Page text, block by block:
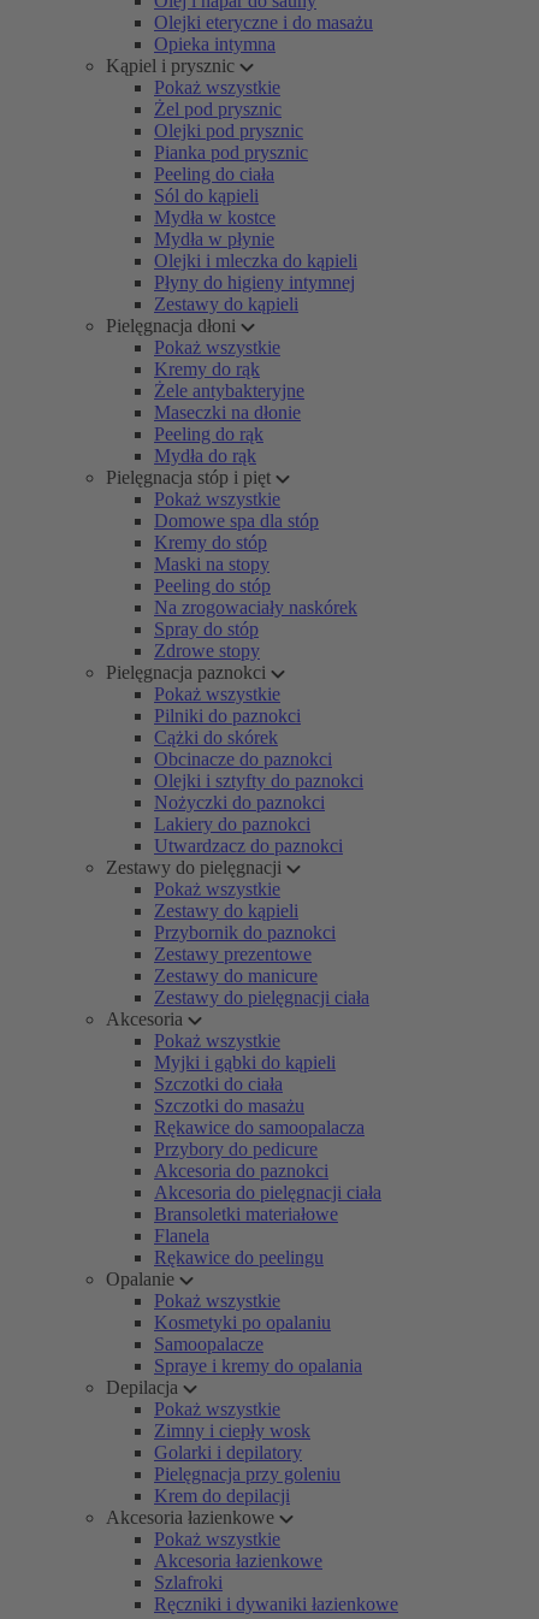
Olejki eteryczne i do masażu
Opieka intymna
Kąpiel i prysznic
Pokaż wszystkie
Żel pod prysznic
Olejki pod prysznic
Pianka pod prysznic
Peeling do ciała
Sól do kąpieli
Mydła w kostce
Mydła w płynie
Olejki i mleczka do kąpieli
Płyny do higieny intymnej
Zestawy do kąpieli
Pielęgnacja dłoni
Pokaż wszystkie
Kremy do rąk
Żele antybakteryjne
Maseczki na dłonie
Peeling do rąk
Mydła do rąk
Pielęgnacja stóp i pięt
Pokaż wszystkie
Domowe spa dla stóp
Kremy do stóp
Maski na stopy
Peeling do stóp
Na zrogowaciały naskórek
Spray do stóp
Zdrowe stopy
Pielęgnacja paznokci
Pokaż wszystkie
Pilniki do paznokci
Cążki do skórek
Obcinacze do paznokci
Olejki i sztyfty do paznokci
Nożyczki do paznokci
Lakiery do paznokci
Utwardzacz do paznokci
Zestawy do pielęgnacji
Pokaż wszystkie
Zestawy do kąpieli
Przybornik do paznokci
Zestawy prezentowe
Zestawy do manicure
Zestawy do pielęgnacji ciała
Akcesoria
Pokaż wszystkie
Myjki i gąbki do kąpieli
Szczotki do ciała
Szczotki do masażu
Rękawice do samoopalacza
Przybory do pedicure
Akcesoria do paznokci
Akcesoria do pielęgnacji ciała
Bransoletki materiałowe
Flanela
Rękawice do peelingu
Opalanie
Pokaż wszystkie
Kosmetyki po opalaniu
Samoopalacze
Spraye i kremy do opalania
Depilacja
Pokaż wszystkie
Zimny i ciepły wosk
Golarki i depilatory
Pielęgnacja przy goleniu
Krem do depilacji
Akcesoria łazienkowe
Pokaż wszystkie
Akcesoria łazienkowe
Szlafroki
Ręczniki i dywaniki łazienkowe